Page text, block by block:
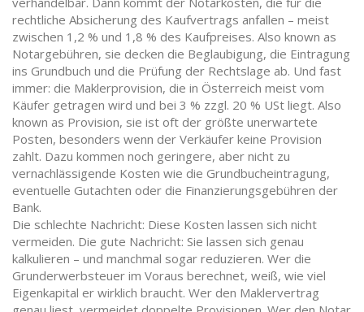
rechtliche Absicherung des Kaufvertrags anfallen – meist
zwischen 1,2 % und 1,8 % des Kaufpreises. Also known as
Notargebühren, sie decken die Beglaubigung, die Eintragung
ins Grundbuch und die Prüfung der Rechtslage ab. Und fast
immer: die Maklerprovision, die in Österreich meist vom
Käufer getragen wird und bei 3 % zzgl. 20 % USt liegt. Also
known as Provision, sie ist oft der größte unerwartete
Posten, besonders wenn der Verkäufer keine Provision
zahlt. Dazu kommen noch geringere, aber nicht zu
vernachlässigende Kosten wie die Grundbucheintragung,
eventuelle Gutachten oder die Finanzierungsgebühren der
Bank.
Die schlechte Nachricht: Diese Kosten lassen sich nicht
vermeiden. Die gute Nachricht: Sie lassen sich genau
kalkulieren – und manchmal sogar reduzieren. Wer die
Grunderwerbsteuer im Voraus berechnet, weiß, wie viel
Eigenkapital er wirklich braucht. Wer den Maklervertrag